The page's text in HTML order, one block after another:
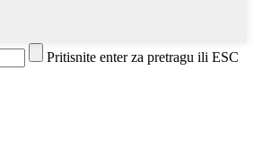
Pritisnite enter za pretragu ili ESC